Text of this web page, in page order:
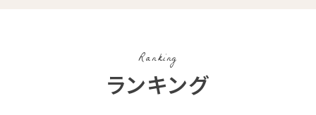
デカフェ
Ranking
ランキング